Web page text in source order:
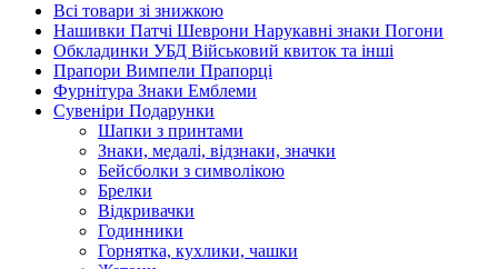
Всі товари зі знижкою
Нашивки Патчі Шеврони Нарукавні знаки Погони
Обкладинки УБД Військовий квиток та інші
Прапори Вимпели Прапорці
Фурнітура Знаки Емблеми
Сувеніри Подарунки
Шапки з принтами
Знаки, медалі, відзнаки, значки
Бейсболки з символікою
Брелки
Відкривачки
Годинники
Горнятка, кухлики, чашки